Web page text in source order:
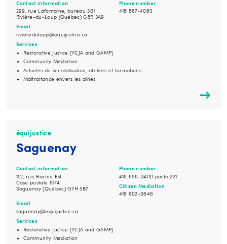
Contact information
299, rue Lafontaine, bureau 301
Rivière-du-Loup (Québec) G5R 3A9
Phone number
418 867-4083
Email
riviereduloup@equijustice.ca
Services
Restorative Justice (YCJA and GAMP)
Community Mediation
Activités de sensibilisation, ateliers et formations
Maltraitance envers les aînés
équijustice
Saguenay
Contact information
152, rue Racine Est
Case postale 8174
Saguenay (Québec) G7H 5B7
Phone number
418 698-2400 poste 221
Citizen Mediation
418 602-0646
Email
saguenay@equijustice.ca
Services
Restorative Justice (YCJA and GAMP)
Community Mediation